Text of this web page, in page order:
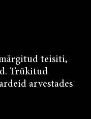
teisiti,
Trükitud
arvestades